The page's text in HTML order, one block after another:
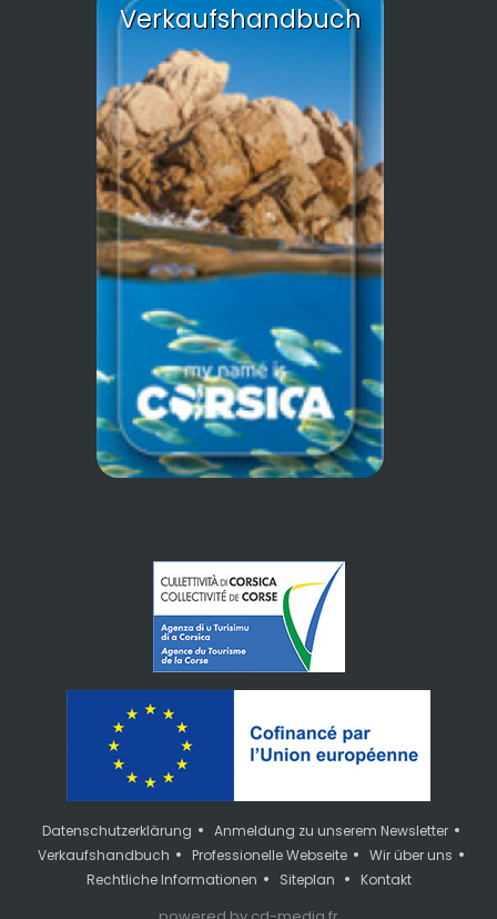
Verkaufshandbuch
Datenschutzerklärung • Anmeldung zu unserem Newsletter •
Verkaufshandbuch • Professionelle Webseite • Wir über uns •
Rechtliche Informationen • Siteplan • Kontakt